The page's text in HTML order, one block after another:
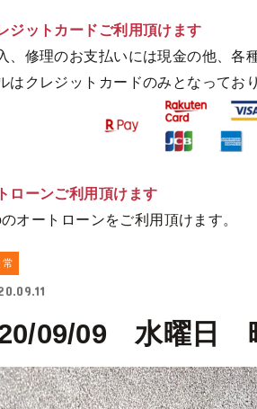
ジットカードご利用頂けます
、修理のお支払いには現金の他、各
はクレジットカードのみとなってお
ローンご利用頂けます
オートローンをご利用頂けます。
09/09 水曜日